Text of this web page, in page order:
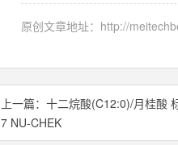
原创文章地址： http://
上一篇： 十二烷酸(C12:0)/月桂酸
7 NU-CHEK